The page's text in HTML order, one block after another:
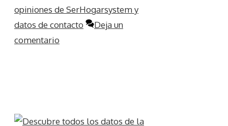
opiniones de SerHogarsystem y
datos de contacto
Deja un
comentario